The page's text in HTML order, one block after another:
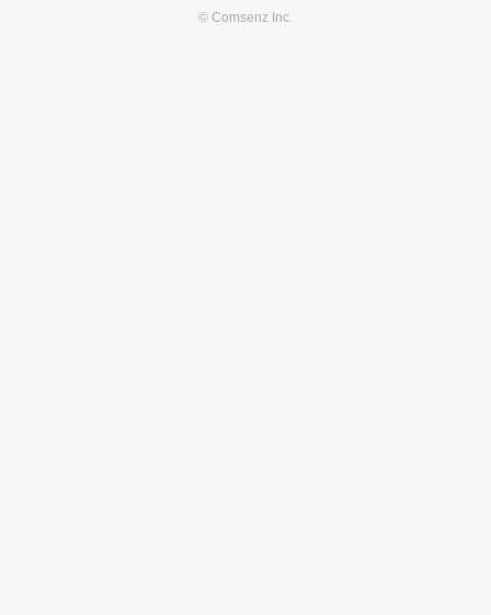
© Comsenz Inc.